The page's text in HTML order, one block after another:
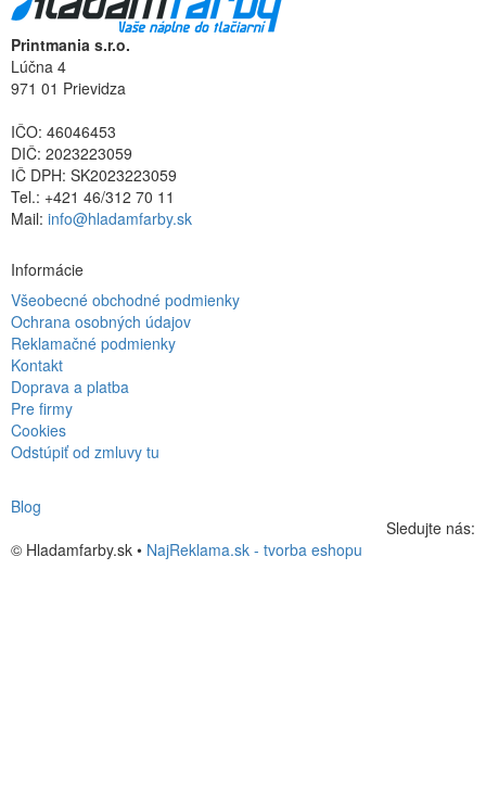
Printmania s.r.o.
Lúčna 4
971 01 Prievidza
IČO: 46046453
DIČ: 2023223059
IČ DPH: SK2023223059
Tel.: +421 46/312 70 11
Mail: info@hladamfarby.sk
Informácie
Všeobecné obchodné podmienky
Ochrana osobných údajov
Reklamačné podmienky
Kontakt
Doprava a platba
Pre firmy
Cookies
Odstúpiť od zmluvy tu
Blog
Sledujte nás:
© Hladamfarby.sk • NajReklama.sk - tvorba eshopu